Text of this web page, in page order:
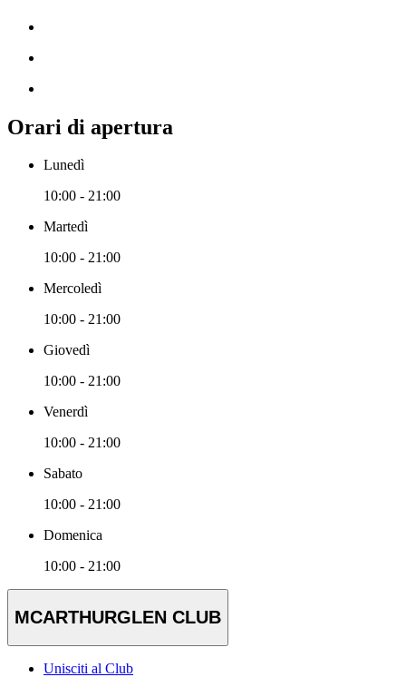
Orari di apertura
Lunedì
10:00 - 21:00
Martedì
10:00 - 21:00
Mercoledì
10:00 - 21:00
Giovedì
10:00 - 21:00
Venerdì
10:00 - 21:00
Sabato
10:00 - 21:00
Domenica
10:00 - 21:00
MCARTHURGLEN CLUB
Unisciti al Club